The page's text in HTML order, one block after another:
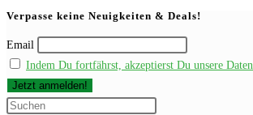
ein
Verpasse keine Neuigkeiten & Deals!
Email
Indem Du fortfährst, akzeptierst Du unsere